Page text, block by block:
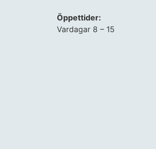
Öppettider:
Vardagar 8 – 15